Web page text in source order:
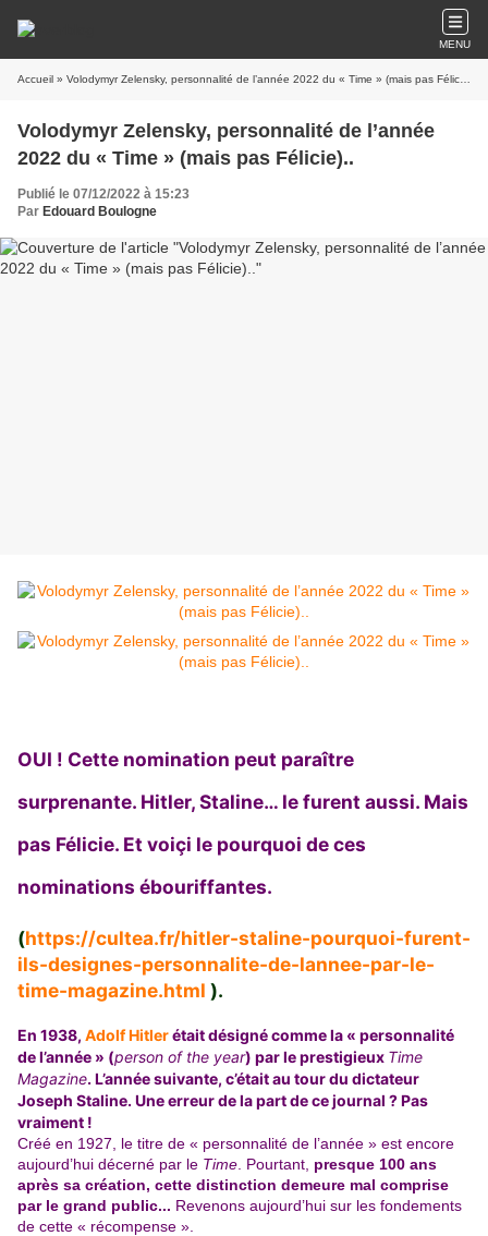
MENU
Accueil » Volodymyr Zelensky, personnalité de l’année 2022 du « Time » (mais pas Félicie)..
Volodymyr Zelensky, personnalité de l’année
2022 du « Time » (mais pas Félicie)..
Publié le 07/12/2022 à 15:23
Par Edouard Boulogne
OUI ! Cette nomination peut paraître
surprenante. Hitler, Staline… le furent aussi. Mais
pas Félicie. Et voiçi le pourquoi de ces
nominations ébouriffantes.
(https://cultea.fr/hitler-staline-pourquoi-furent-
ils-designes-personnalite-de-lannee-par-le-
time-magazine.html ).
En 1938, Adolf Hitlerétait désigné comme la « personnalité
de l’année » (person of the year) par le prestigieux Time
Magazine. L’année suivante, c’était au tour du dictateur
Joseph Staline. Une erreur de la part de ce journal ? Pas
vraiment !
Créé en 1927, le titre de « personnalité de l’année » est encore
aujourd’hui décerné par le Time . Pourtant, presque 100 ans
après sa création, cette distinction demeure mal comprise
par le grand public... Revenons aujourd’hui sur les fondements
de cette « récompense ».